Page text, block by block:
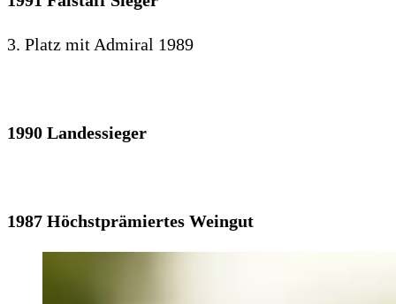
3. Platz mit Admiral 1989
1990 Landessieger
1987 Höchstprämiertes Weingut